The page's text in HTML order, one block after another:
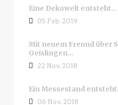
Eine Dekowelt entsteht…
05 Feb. 2019
Mit neuem Freund über
Geislingen…
22 Nov. 2018
Ein Messestand
06 Nov. 2018